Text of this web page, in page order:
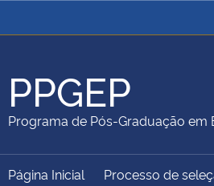
Ministério da Justiça e
Ministério da Educação
PPGEP
Programa de Pós-Graduação em
Página Inicial Processo de